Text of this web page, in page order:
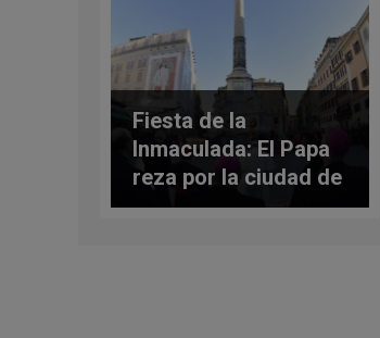
Fiesta de la
Inmaculada: El Papa
reza por la ciudad de
Roma y por el mundo